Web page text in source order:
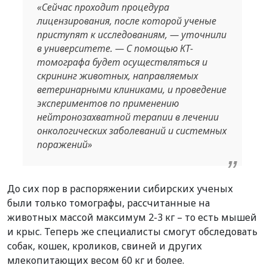
«Сейчас проходит процедура
лицензирования, после которой ученые
приступят к исследованиям, — уточнили
в университете. — С помощью КТ-
томографа будет осуществляться и
скрининг животных, направляемых
ветеринарными клиниками, и проведение
экспериментов по применению
нейтронозахватной терапии в лечении
онкологических заболеваний и системных
поражений»
До сих пор в распоряжении сибирских ученых
были только томографы, рассчитанные на
животных массой максимум 2-3 кг – то есть мышей
и крыс. Теперь же специалисты смогут обследовать
собак, кошек, кроликов, свиней и других
млекопитающих весом 60 кг и более.